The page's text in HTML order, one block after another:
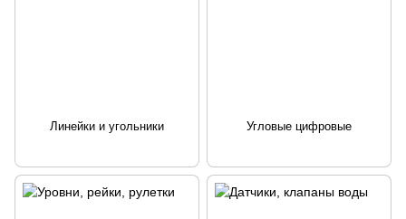
Линейки и угольники Угловые цифровые